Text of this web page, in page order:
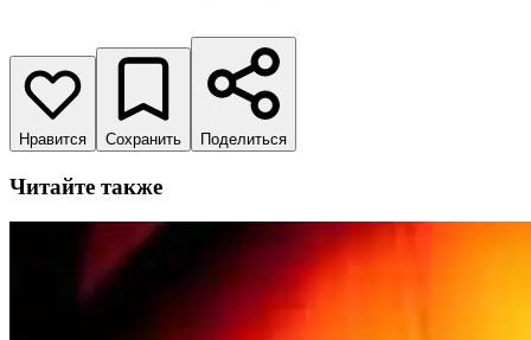
Нравится Сохранить Поделиться
Читайте также